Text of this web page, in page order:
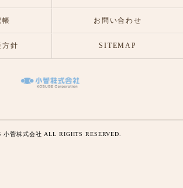
帳 お問い合わせ
方針 SITEMAP
小菅株式会社 ALL RIGHTS RESERVED.